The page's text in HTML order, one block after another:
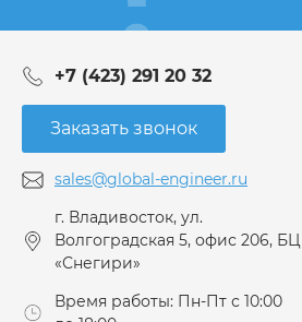
+7 (423) 291 20 32
Заказать звонок
sales@global-engineer.ru
г. Владивосток, ул.
Волгоградская 5, офис 206, БЦ
«Снегири»
Время работы: Пн-Пт с 10:00